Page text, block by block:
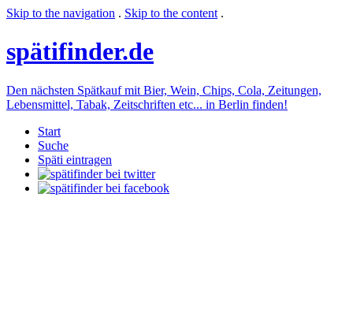
Skip to the navigation . Skip to the content .
spätifinder.de
Den nächsten Spätkauf mit Bier, Wein, Chips, Cola, Zeitungen,
Lebensmittel, Tabak, Zeitschriften etc... in Berlin finden!
Start
Suche
Späti eintragen